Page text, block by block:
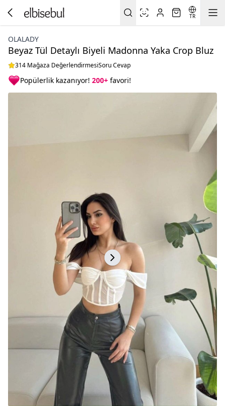
TR
OLALADY
Beyaz Tül Detaylı Biyeli Madonna Yaka Crop Bluz
314 Mağaza DeğerlendirmesiSoru Cevap
Popülerlik kazanıyor! 200+ favori!